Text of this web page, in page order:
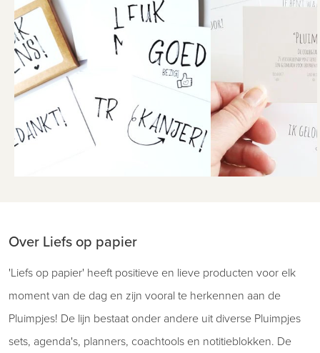
Over Liefs op papier
'Liefs op papier' heeft positieve en lieve producten voor elk
moment van de dag en zijn vooral te herkennen aan de
Pluimpjes! De lijn bestaat onder andere uit diverse Pluimpjes
sets, agenda's, planners, coachtools en notitieblokken. De